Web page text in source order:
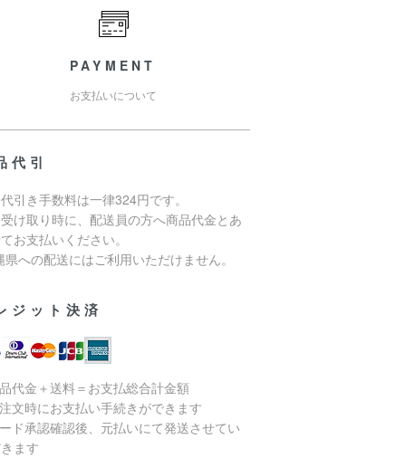
PAYMENT
お支払いについて
代引
引き手数料は一律324円です。
け取り時に、配送員の方へ商品代金とあ
お支払いください。
県への配送にはご利用いただけません。
ジット決済
代金＋送料＝お支払総合計金額
文時にお支払い手続きができます
ド承認確認後、元払いにて発送させてい
ます